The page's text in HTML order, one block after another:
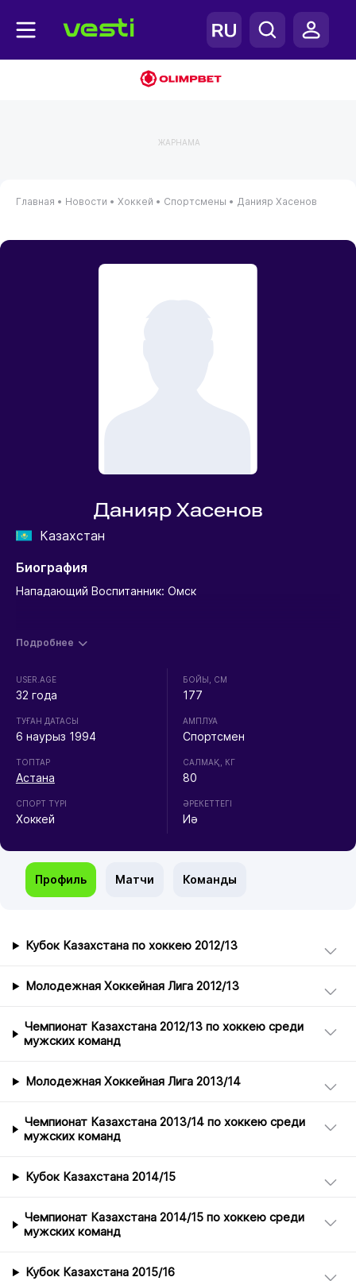
ЖАРНАМА
Главная • Новости • Хоккей • Спортсмены • Данияр Хасенов
Данияр Хасенов
Казахстан
Биография
Нападающий Воспитанник: Омск
Подробнее
USER.AGE
32 года
ТУҒАН ДАТАСЫ
6 наурыз 1994
ТОПТАР
Астана
СПОРТ ТҮРІ
Хоккей
БОЙЫ, СМ
177
АМПЛУА
Спортсмен
CАЛМАҚ, КГ
80
ӘРЕКЕТТЕГІ
Иә
Профиль Матчи Команды
Кубок Казахстана по хоккею 2012/13
Молодежная Хоккейная Лига 2012/13
Чемпионат Казахстана 2012/13 по хоккею среди
мужских команд
Молодежная Хоккейная Лига 2013/14
Чемпионат Казахстана 2013/14 по хоккею среди
мужских команд
Кубок Казахстана 2014/15
Чемпионат Казахстана 2014/15 по хоккею среди
мужских команд
Кубок Казахстана 2015/16